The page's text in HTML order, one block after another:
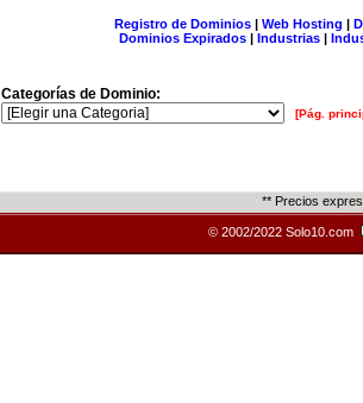
Registro de Dominios| Web Hosting |
Dominios Expirados | Industrias |
Categorías de Dominio:
[Pág.
** Precios
© 2002/2022 Solo10.com